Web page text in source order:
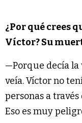
¿Por qué crees
Víctor? Su
—Porque decía la
veía. Víctor no
personas a
Eso es muy